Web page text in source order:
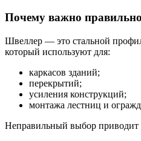
Почему важно
Швеллер — это стальной
который используют для:
каркасов зданий;
перекрытий;
усиления конструкций;
монтажа лестниц и
Неправильный выбор приводит